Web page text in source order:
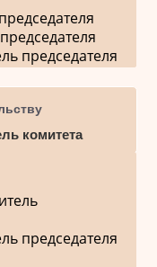
председателя
комитета
председателя